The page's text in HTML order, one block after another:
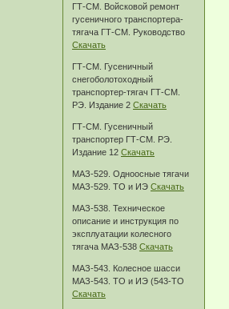
ГТ-СМ. Войсковой ремонт
гусеничного транспортера-
тягача ГТ-СМ. Руководство
Скачать
ГТ-СМ. Гусеничный
снегоболотоходный
транспортер-тягач ГТ-СМ.
РЭ. Издание 2Скачать
ГТ-СМ. Гусеничный
транспортер ГТ-СМ. РЭ.
Издание 12Скачать
МАЗ-529. Одноосные тягачи
МАЗ-529. ТО и ИЭСкачать
МАЗ-538. Техническое
описание и инструкция по
эксплуатации колесного
тягача МАЗ-538Скачать
МАЗ-543. Колесное шасси
МАЗ-543. ТО и ИЭ (543-ТО
Скачать